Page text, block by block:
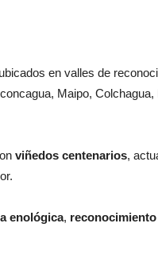
ubicados en valles de
Maipo, Colchagua,
viñedos centenarios,
enológica, reconocimiento